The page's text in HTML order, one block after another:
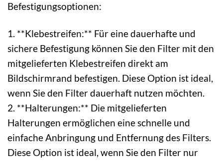
Befestigungsoptionen:
1. **Klebestreifen:** Für eine dauerhafte und
sichere Befestigung können Sie den Filter mit den
mitgelieferten Klebestreifen direkt am
Bildschirmrand befestigen. Diese Option ist ideal,
wenn Sie den Filter dauerhaft nutzen möchten.
2. **Halterungen:** Die mitgelieferten
Halterungen ermöglichen eine schnelle und
einfache Anbringung und Entfernung des Filters.
Diese Option ist ideal, wenn Sie den Filter nur